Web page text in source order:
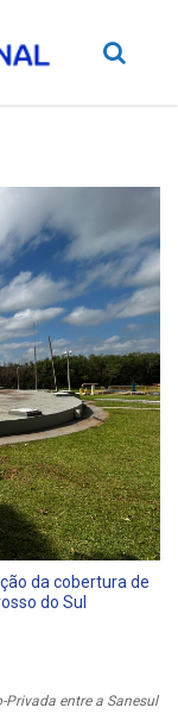
da cobertura de
do Sul
entre a Sanesul